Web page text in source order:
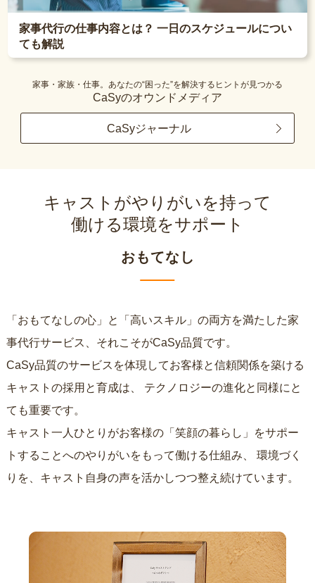
家事代行の仕事内容とは？ 一日のスケジュールについ
ても解説
家事・家族・仕事。あなたの“困った”を解決するヒントが見つかる
CaSyのオウンドメディア
CaSyジャーナル
キャストがやりがいを持って
働ける環境をサポート
おもてなし
「おもてなしの心」と「高いスキル」の両方を満たした家
事代行サービス、それこそがCaSy品質です。
CaSy品質のサービスを体現してお客様と信頼関係を築ける
キャストの採用と育成は、
ても重要です。
キャスト一人ひとりがお客様の「笑顔の暮らし」をサポー
トすることへのやりがいをもって働ける仕組み、
りを、キャスト自身の声を活かしつつ整え続けています。